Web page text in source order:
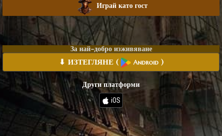
Играй като гост
За най-добро изживяване
⬇ ИЗТЕГЛЯНЕ ( Android)
Други платформи
iOS